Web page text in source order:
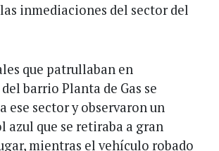
inmediaciones del sector del
que patrullaban en
barrio Planta de Gas se
ese sector y observaron un
azul que se retiraba a gran
mientras el vehículo robado